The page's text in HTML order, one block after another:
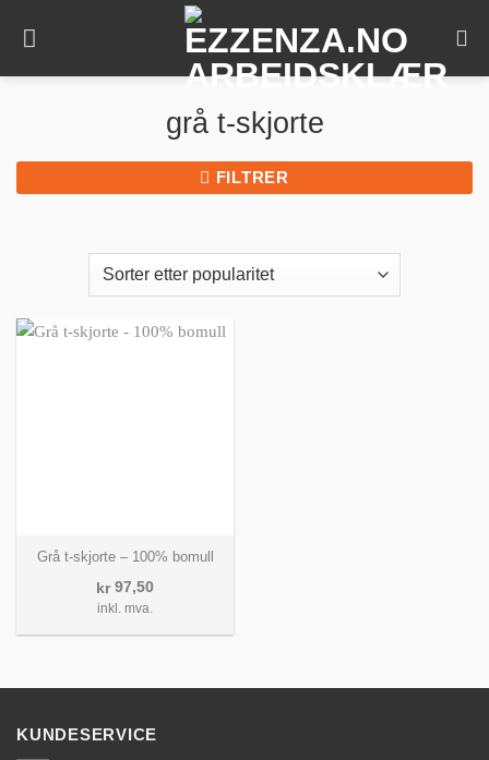
grå t-skjorte
FILTRER
Grå t-skjorte – 100% bomull
kr97,50
inkl. mva.
KUNDESERVICE